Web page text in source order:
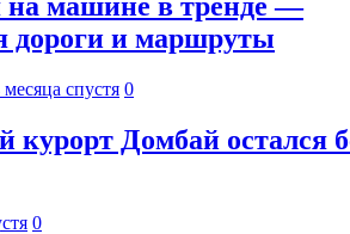
на машине в тренде —
дороги и маршруты
месяца спустя 0
Домбай остался
0